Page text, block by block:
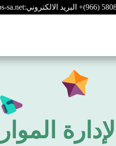
+(966) البريد الالكتروني:sa.net